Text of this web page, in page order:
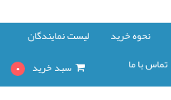
نحوه خرید لیست نمایندگان
تماس با ما سبد خرید 0